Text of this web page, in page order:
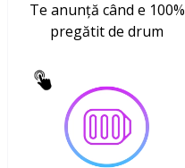
Te anunță când e 100%
pregătit de drum